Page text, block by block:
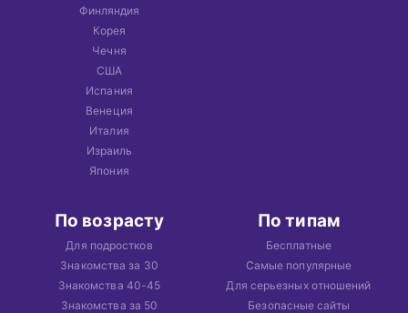
Финляндия
Корея
Чечня
США
Испания
Венеция
Италия
Израиль
Япония
По возрасту
Для подростков
Знакомства за 30
Знакомства 40-45
Знакомства за 50
По типам
Бесплатные
Самые популярные
Для серьезных отношений
Безопасные сайты